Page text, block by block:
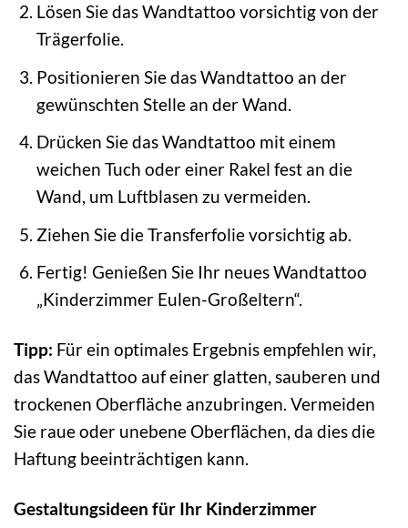
Lösen Sie das Wandtattoo vorsichtig von der
Trägerfolie.
Positionieren Sie das Wandtattoo an der
gewünschten Stelle an der Wand.
Drücken Sie das Wandtattoo mit einem
weichen Tuch oder einer Rakel fest an die
Wand, um Luftblasen zu vermeiden.
Ziehen Sie die Transferfolie vorsichtig ab.
Fertig! Genießen Sie Ihr neues Wandtattoo
„Kinderzimmer Eulen-Großeltern“.
Tipp: Für ein optimales Ergebnis empfehlen wir,
das Wandtattoo auf einer glatten, sauberen und
trockenen Oberfläche anzubringen. Vermeiden
Sie raue oder unebene Oberflächen, da dies die
Haftung beeinträchtigen kann.
Gestaltungsideen für Ihr Kinderzimmer